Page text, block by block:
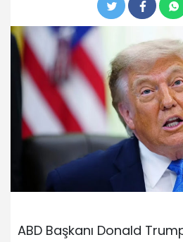
ABD Başkanı Donald